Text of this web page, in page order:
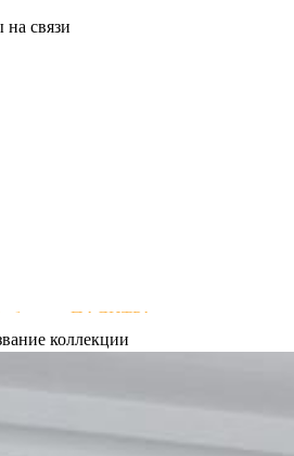
связи
«ПАЛИТРА»
коллекции